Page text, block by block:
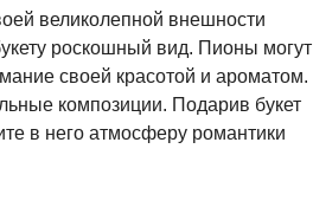
великолепной внешности
роскошный вид. Пионы могут
своей красотой и ароматом.
композиции. Подарив букет
в него атмосферу романтики